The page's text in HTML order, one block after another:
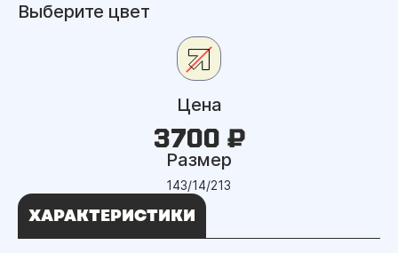
Выберите цвет
Цена
3700 ₽
Размер
143/14/213
ХАРАКТЕРИСТИКИ